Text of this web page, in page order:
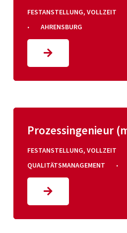
FESTANSTELLUNG, VOLLZEIT
· AHRENSBURG
Prozessingenieur
FESTANSTELLUNG, VOLLZEIT
QUALITÄTSMANAGEMENT ·